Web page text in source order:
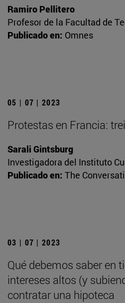
Ramiro Pellitero
Profesor de la Facultad de
Publicado en: Omnes
05 | 07 | 2023
Protestas en Francia:
Sarali Gintsburg
Investigadora del Instituto
Publicado en: The
03 | 07 | 2023
Qué debemos saber en
intereses altos (y
contratar una hipoteca